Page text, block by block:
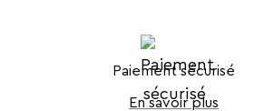
Paiement sécurisé
En savoir plus